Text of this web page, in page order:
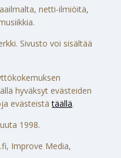
netti-ilmiöitä,
Sivusto voi sisältää
hyväksyt evästeiden
evästeistätäällä.
1998.
Improve Media,